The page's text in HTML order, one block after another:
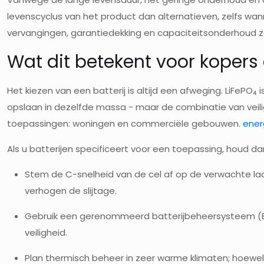
levenscyclus van het product dan alternatieven, zelfs
vervangingen, garantiedekking en capaciteitsonderhoud
Wat dit betekent voor
Het kiezen van een batterij is altijd een afweging.
opslaan in dezelfde massa - maar de combinatie van
toepassingen: woningen en commerciële gebouwen.
Als u batterijen specificeert voor een toepassing, houd
Stem de C-snelheid van de cel af op de verwachte
verhogen de slijtage.
Gebruik een gerenommeerd batterijbeheersysteem
veiligheid.
Plan thermisch beheer in zeer warme klimaten;